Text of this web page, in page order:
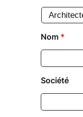
Nom *
Société